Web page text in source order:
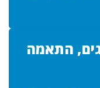
התאמה